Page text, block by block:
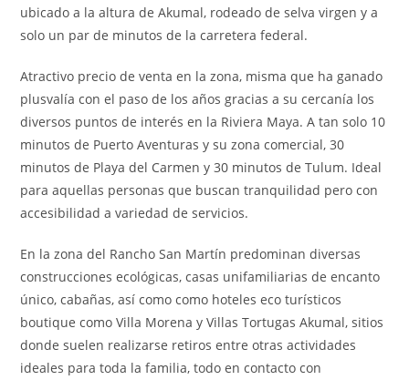
ubicado a la altura de Akumal, rodeado de selva virgen y a
solo un par de minutos de la carretera federal.
Atractivo precio de venta en la zona, misma que ha ganado
plusvalía con el paso de los años gracias a su cercanía los
diversos puntos de interés en la Riviera Maya. A tan solo 10
minutos de Puerto Aventuras y su zona comercial, 30
minutos de Playa del Carmen y 30 minutos de Tulum. Ideal
para aquellas personas que buscan tranquilidad pero con
accesibilidad a variedad de servicios.
En la zona del Rancho San Martín predominan diversas
construcciones ecológicas, casas unifamiliarias de encanto
único, cabañas, así como como hoteles eco turísticos
boutique como Villa Morena y Villas Tortugas Akumal, sitios
donde suelen realizarse retiros entre otras actividades
ideales para toda la familia, todo en contacto con